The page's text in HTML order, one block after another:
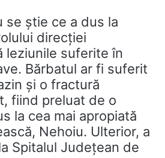
se știe ce a dus la
direcției
leziunile suferite în
Bărbatul ar fi suferit
și o fractură
fiind preluat de o
la cea mai apropiată
Nehoiu. Ulterior, a
Spitalul Județean de